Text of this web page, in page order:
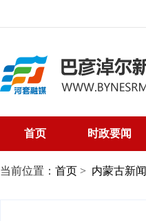
首页 时政要闻
当前位置： 首页 > 内蒙古新闻